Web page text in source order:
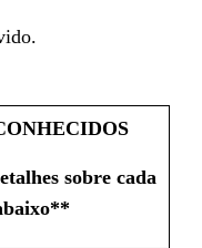
sobre cada